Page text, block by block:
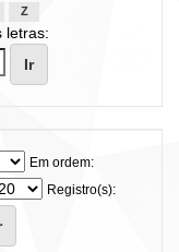
Z
letras:
Em ordem:
Registro(s):